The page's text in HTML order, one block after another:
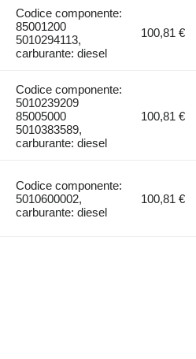
Codice componente:
85001200
5010294113,
carburante: diesel
100,81 €
Codice componente:
5010239209
85005000
5010383589,
carburante: diesel
100,81 €
Codice componente:
5010600002,
carburante: diesel
100,81 €